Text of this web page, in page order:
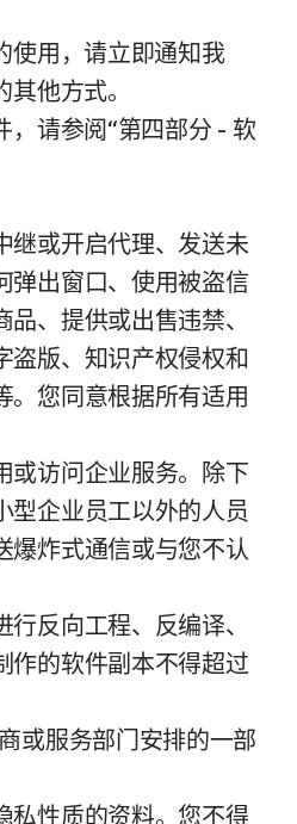
使用，请立即通知我
他方式。
请参阅“第四部分 - 软
继或开启代理、发送未
弹出窗口、使用被盗信
、提供或出售违禁、
盗版、知识产权侵权和
。您同意根据所有适用
或访问企业服务。除下
型企业员工以外的人员
爆炸式通信或与您不认
反向工程、反编译、
作的软件副本不得超过
或服务部门安排的一部
私性质的资料。您不得